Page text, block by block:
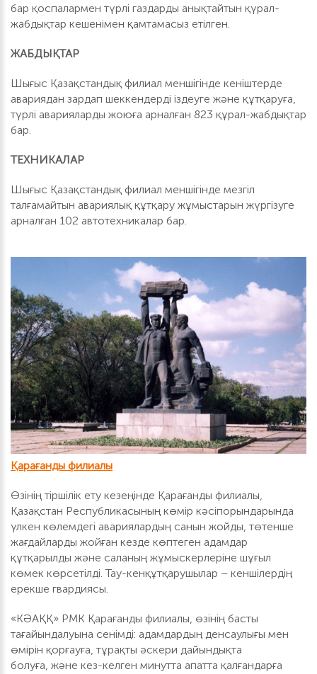
бар қоспалармен түрлі газдарды анықтайтын қүрал-
жабдықтар кешенімен қамтамасыз етілген.
ЖАБДЫҚТАР
Шығыс Қазақстандық филиал меншігінде кеніштерде
авариядан зардап шеккендерді іздеуге және құтқаруға,
түрлі аварияларды жоюға арналған 823 құрал-жабдықтар
бар.
ТЕХНИКАЛАР
Шығыс Қазақстандық филиал меншігінде мезгіл
талғамайтын авариялық құтқару жұмыстарын жүргізуге
арналған 102 автотехникалар бар.
Қарағанды филиалы
Өзінің тіршілік ету кезеңінде Қарағанды филиалы,
Қазақстан Республикасының көмір кәсіпорындарында
үлкен көлемдегі авариялардың санын жойды, төтенше
жағдайларды жойған кезде көптеген адамдар
құтқарылды және саланың жұмыскерлеріне шұғыл
көмек көрсетілді. Тау-кенқұтқарушылар – кеншілердің
ерекше гвардиясы.
«КӘАҚҚ» РМК Қарағанды филиалы, өзінің басты
тағайындалуына сенімді: адамдардың денсаулығы мен
өмірін қорғауға, тұрақты әскери дайындықта
болуға, және кез-келген минутта апатта қалғандарға